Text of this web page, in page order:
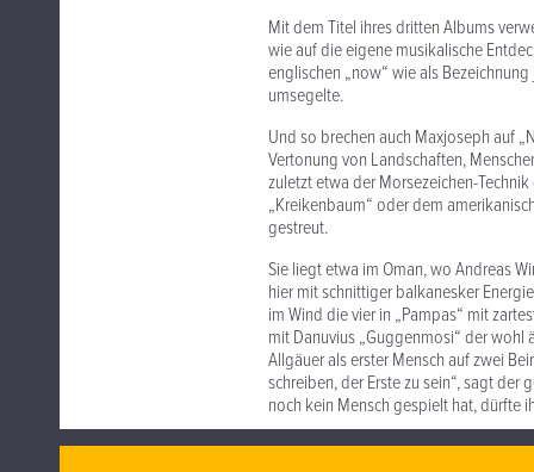
Mit dem Titel ihres dritten Albums
wie auf die eigene musikalische
englischen „now“ wie als
umsegelte.
Und so brechen auch Maxjoseph auf
Vertonung von Landschaften,
zuletzt etwa der Morsezeichen-
„Kreikenbaum“ oder dem
gestreut.
Sie liegt etwa im Oman, wo Andreas
hier mit schnittiger balkanesker
im Wind die vier in „Pampas“ mit
mit Danuvius „Guggenmosi“ der
Allgäuer als erster Mensch auf zwei
schreiben, der Erste zu sein“, sagt der
noch kein Mensch gespielt hat, dürfte